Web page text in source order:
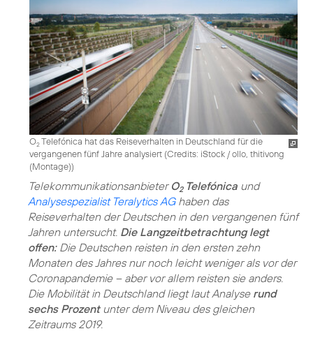
O2Telefónica hat das Reiseverhalten in Deutschland für die
vergangenen fünf Jahre analysiert (Credits: iStock / ollo, thitivong
(Montage))
Telekommunikationsanbieter O2Telefónica und
Analysespezialist Teralytics AGhaben das
Reiseverhalten der Deutschen in den vergangenen fünf
Jahren untersucht. Die Langzeitbetrachtung legt
offen:Die Deutschen reisten in den ersten zehn
Monaten des Jahres nur noch leicht weniger als vor der
Coronapandemie – aber vor allem reisten sie anders.
Die Mobilität in Deutschland liegt laut Analyse rund
sechs Prozentunter dem Niveau des gleichen
Zeitraums 2019.